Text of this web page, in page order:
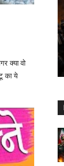
क्या वो
का ये